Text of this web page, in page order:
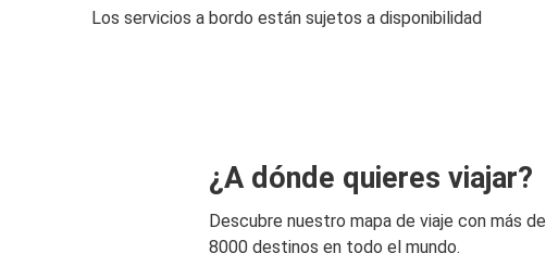
Los servicios a bordo están sujetos a disponibilidad
¿A dónde quieres viajar?
Descubre nuestro mapa de viaje con más de
8000 destinos en todo el mundo.